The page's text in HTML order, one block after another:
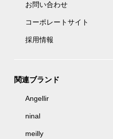
お問い合わせ
コーポレートサイト
採用情報
関連ブランド
Angellir
ninal
meilly